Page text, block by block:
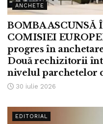
ANCHETE
BOMBA ASCUNSĂ
COMISIEI
progres în
Două rechizitorii
nivelul parchetelor
30 iulie 2026
EDITORIAL